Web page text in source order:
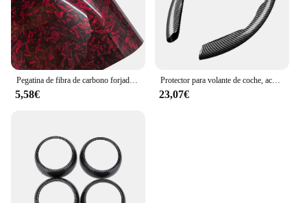
5,58€
Protector para volante de coche, accesorios interiores universales de fibra de carbono para automóvil
23,07€